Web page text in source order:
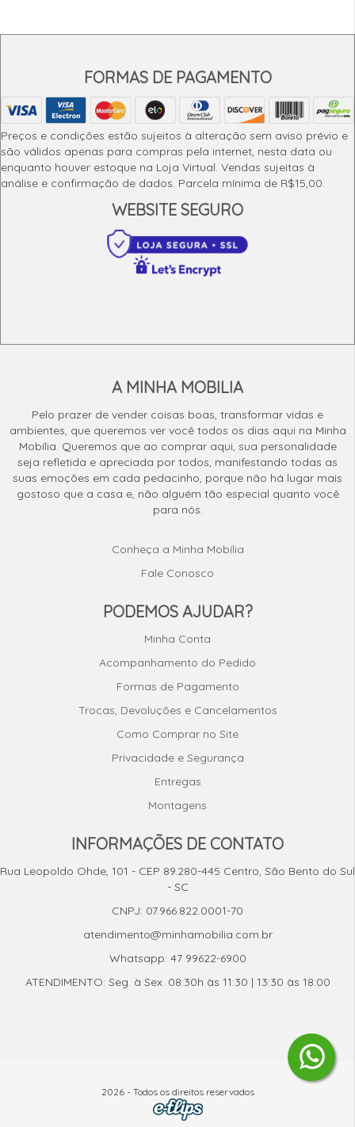
FORMAS DE PAGAMENTO
Preços e condições estão sujeitos à alteração sem aviso prévio e
são válidos apenas para compras pela internet, nesta data ou
enquanto houver estoque na Loja Virtual. Vendas sujeitas à
análise e confirmação de dados. Parcela mínima de R$15,00.
WEBSITE SEGURO
A MINHA MOBILIA
Pelo prazer de vender coisas boas, transformar vidas e
ambientes, que queremos ver você todos os dias aqui na Minha
Mobília. Queremos que ao comprar aqui, sua personalidade
seja refletida e apreciada por todos, manifestando todas as
suas emoções em cada pedacinho, porque não há lugar mais
gostoso que a casa e, não alguém tão especial quanto você
para nós.
Conheça a Minha Mobília
Fale Conosco
PODEMOS AJUDAR?
Minha Conta
Acompanhamento do Pedido
Formas de Pagamento
Trocas, Devoluções e Cancelamentos
Como Comprar no Site
Privacidade e Segurança
Entregas
Montagens
INFORMAÇÕES DE CONTATO
Rua Leopoldo Ohde, 101 - CEP 89.280-445 Centro, São Bento do Sul
- SC
CNPJ: 07.966.822.0001-70
atendimento@minhamobilia.com.br
Whatsapp: 47 99622-6900
ATENDIMENTO: Seg. à Sex. 08:30h às 11:30 | 13:30 às 18:00
2026 - Todos os direitos reservados